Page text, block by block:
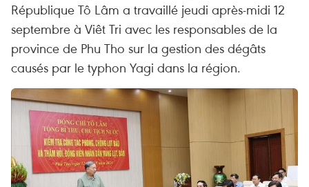
République Tô Lâm a travaillé jeudi après-midi 12
septembre à Viêt Tri avec les responsables de la
province de Phu Tho sur la gestion des dégâts
causés par le typhon Yagi dans la région.